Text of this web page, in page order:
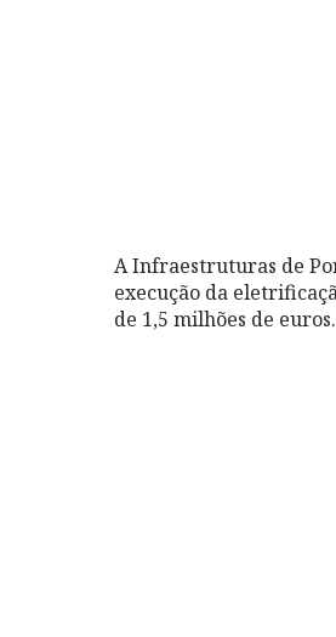
A Infraestruturas de
execução da
de 1,5 milhões de euros.